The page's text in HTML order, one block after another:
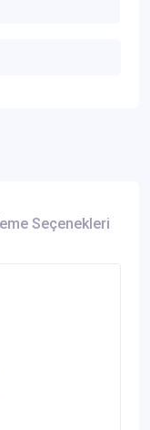
Seçenekleri